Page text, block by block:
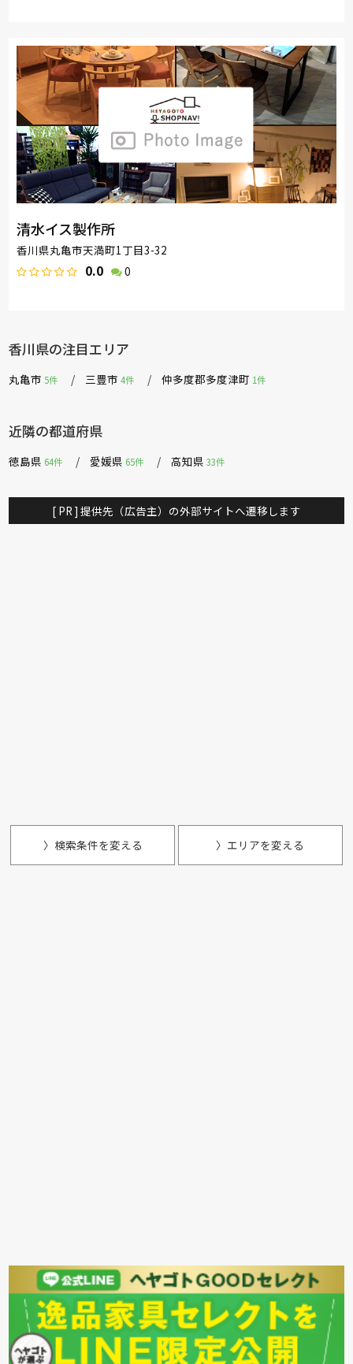
清水イス製作所
香川県丸亀市天満町1丁目3-32
0.0 0
香川県の注目エリア
丸亀市5件 三豊市4件 仲多度郡多度津町 1件
近隣の都道府県
徳島県 64件 愛媛県 65件 高知県33件
[ PR ] 提供先（広告主）の外部サイトへ遷移します
〉検索条件を変える 〉エリアを変える